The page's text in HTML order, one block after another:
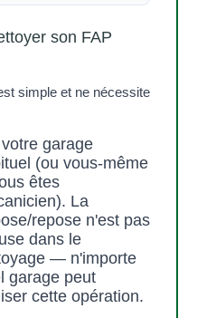
son FAP
simple et ne nécessite
garage
(ou vous-même
êtes
La
repose n'est pas
dans le
— n'importe
garage peut
cette opération.